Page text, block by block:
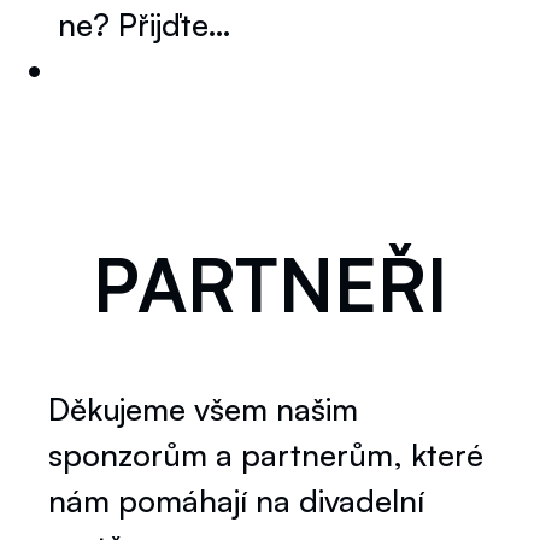
ne? Přijďte…
PARTNEŘI
Děkujeme všem našim
sponzorům a partnerům, které
nám pomáhají na divadelní